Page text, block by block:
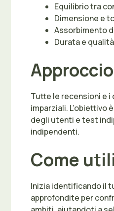
Equilibrio tra
Dimensione e
Assorbimento
Durata e
Tutte le recensioni e
imparziali.
degli utenti e test
indipendenti.
Come
Inizia identificando il
approfondite per